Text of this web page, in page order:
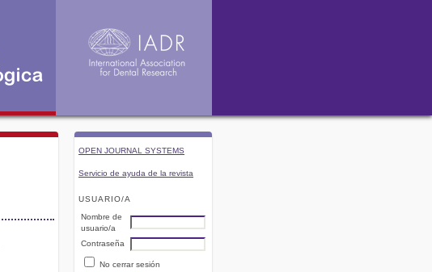
OPEN JOURNAL SYSTEMS
Servicio de ayuda de la revista
USUARIO/A
Nombre de
usuario/a
Contraseña
No cerrar sesión